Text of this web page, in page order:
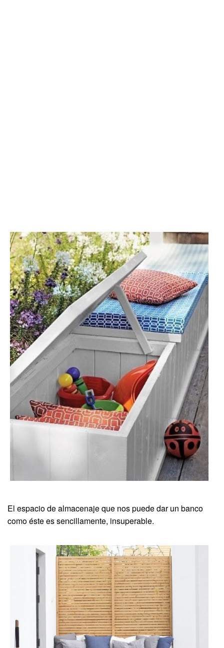
El espacio de almacenaje que nos puede dar un banco
como éste es sencillamente, insuperable.